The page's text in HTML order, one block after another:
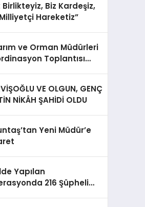
Birlikteyiz, Biz Kardeşiz,
Hareketiz”
ve Orman Müdürleri
Toplantısı
VE OLGUN, GENÇ
NİKÂH ŞAHİDİ OLDU
Yeni Müdür’e
Yapılan
216 Şüpheli